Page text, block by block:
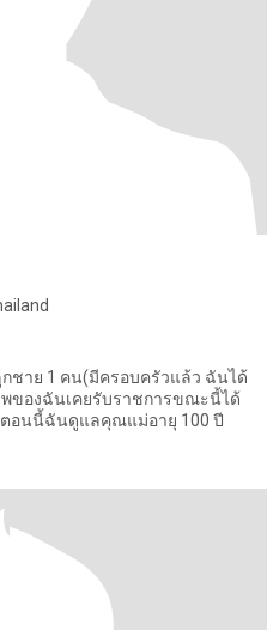
ชาย 1 คน(มีครอบครัวแล้ว ฉันได้
ของฉันเคยรับราชการขณะนี้ได้
ตอนนี้ฉันดูแลคุณแม่อายุ 100 ปี